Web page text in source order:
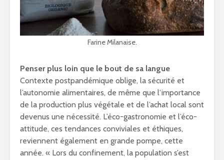
Farine Milanaise.
Penser plus loin que le bout de sa langue
Contexte postpandémique oblige, la sécurité et
l’autonomie alimentaires, de même que l’importance
de la production plus végétale et de l’achat local sont
devenus une nécessité. L’éco-gastronomie et l’éco-
attitude, ces tendances conviviales et éthiques,
reviennent également en grande pompe, cette
année. « Lors du confinement, la population s’est